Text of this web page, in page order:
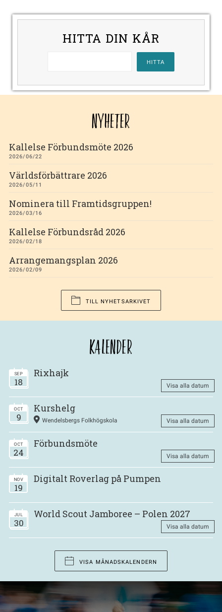
HITTA DIN KÅR
NYHETER
Kallelse Förbundsmöte 2026
2026/06/22
Världsförbättrare 2026
2026/05/11
Nominera till Framtidsgruppen!
2026/03/16
Kallelse Förbundsråd 2026
2026/02/18
Arrangemangsplan 2026
2026/02/09
TILL NYHETSARKIVET
KALENDER
SEP
18
Rixhajk
Visa alla datum
OCT
9
Kurshelg
Wendelsbergs Folkhögskola Visa alla datum
OCT
24
Förbundsmöte
Visa alla datum
NOV
19
Digitalt Roverlag på Pumpen
JUL
30
World Scout Jamboree – Polen 2027
Visa alla datum
VISA MÅNADSKALENDERN